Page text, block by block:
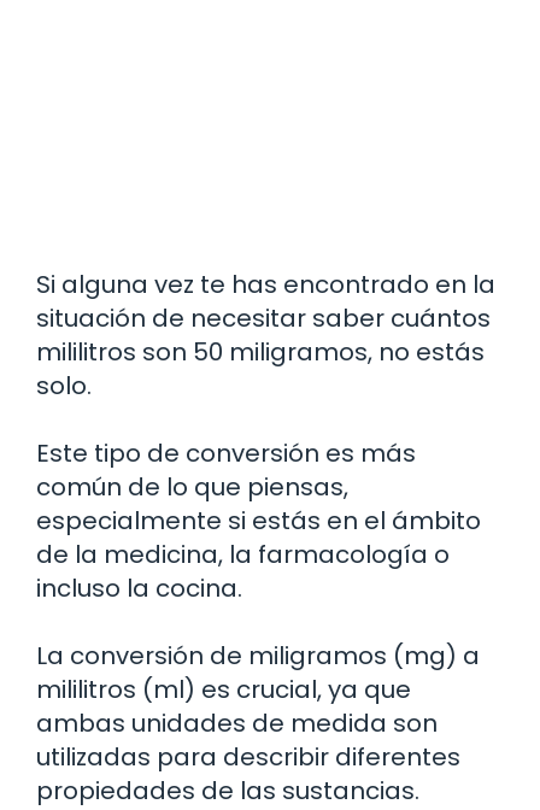
Si alguna vez te has encontrado en la
situación de necesitar saber cuántos
mililitros son 50 miligramos, no estás
solo.
Este tipo de conversión es más
común de lo que piensas,
especialmente si estás en el ámbito
de la medicina, la farmacología o
incluso la cocina.
La conversión de miligramos (mg) a
mililitros (ml) es crucial, ya que
ambas unidades de medida son
utilizadas para describir diferentes
propiedades de las sustancias.